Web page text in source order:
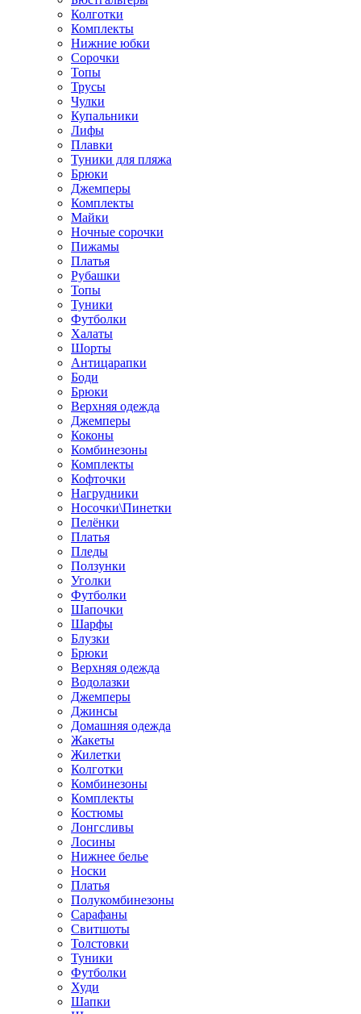
Колготки
Комплекты
Нижние юбки
Сорочки
Топы
Трусы
Чулки
Купальники
Лифы
Плавки
Туники для пляжа
Брюки
Джемперы
Комплекты
Майки
Ночные сорочки
Пижамы
Платья
Рубашки
Топы
Туники
Футболки
Халаты
Шорты
Антицарапки
Боди
Брюки
Верхняя одежда
Джемперы
Коконы
Комбинезоны
Комплекты
Кофточки
Нагрудники
Носочки\Пинетки
Пелёнки
Платья
Пледы
Ползунки
Уголки
Футболки
Шапочки
Шарфы
Блузки
Брюки
Верхняя одежда
Водолазки
Джемперы
Джинсы
Домашняя одежда
Жакеты
Жилетки
Колготки
Комбинезоны
Комплекты
Костюмы
Лонгсливы
Лосины
Нижнее белье
Носки
Платья
Полукомбинезоны
Сарафаны
Свитшоты
Толстовки
Туники
Футболки
Худи
Шапки